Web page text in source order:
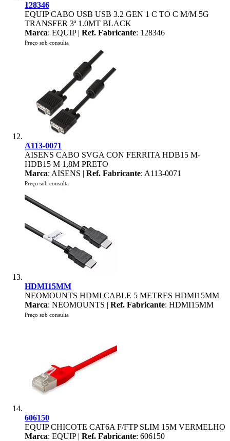
128346
EQUIP CABO USB USB 3.2 GEN 1 C TO C M/M 5G
TRANSFER 3ª 1.0MT BLACK
Marca: EQUIP | Ref. Fabricante: 128346
Preço sob consulta
A113-0071
AISENS CABO SVGA CON FERRITA HDB15 M-
HDB15 M 1,8M PRETO
Marca: AISENS | Ref. Fabricante: A113-0071
Preço sob consulta
HDMI15MM
NEOMOUNTS HDMI CABLE 5 METRES HDMI15MM
Marca: NEOMOUNTS | Ref. Fabricante: HDMI15MM
Preço sob consulta
606150
EQUIP CHICOTE CAT6A F/FTP SLIM 15M VERMELHO
Marca: EQUIP | Ref. Fabricante: 606150